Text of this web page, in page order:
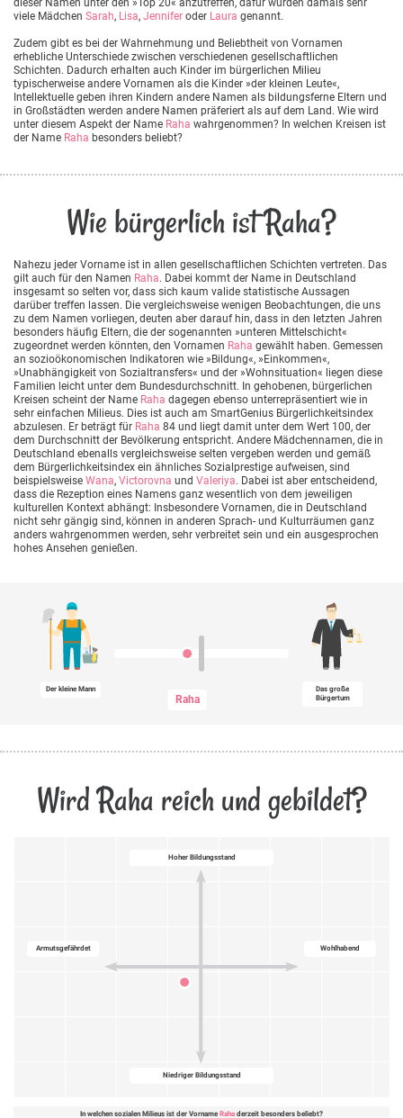
viele Mädchen Sarah, Lisa, Jennifer oder Laura genannt.
Zudem gibt es bei der Wahrnehmung und Beliebtheit von Vornamen
erhebliche Unterschiede zwischen verschiedenen gesellschaftlichen
Schichten. Dadurch erhalten auch Kinder im bürgerlichen Milieu
typischerweise andere Vornamen als die Kinder »der kleinen Leute«,
Intellektuelle geben ihren Kindern andere Namen als bildungsferne Eltern und
in Großstädten werden andere Namen präferiert als auf dem Land. Wie wird
unter diesem Aspekt der Name Raha wahrgenommen? In welchen Kreisen ist
der Name Raha besonders beliebt?
Wie bürgerlich ist Raha?
Nahezu jeder Vorname ist in allen gesellschaftlichen Schichten vertreten. Das
gilt auch für den Namen Raha. Dabei kommt der Name in Deutschland
insgesamt so selten vor, dass sich kaum valide statistische Aussagen
darüber treffen lassen. Die vergleichsweise wenigen Beobachtungen, die uns
zu dem Namen vorliegen, deuten aber darauf hin, dass in den letzten Jahren
besonders häufig Eltern, die der sogenannten »unteren Mittelschicht«
zugeordnet werden könnten, den Vornamen Raha gewählt haben. Gemessen
an sozioökonomischen Indikatoren wie »Bildung«, »Einkommen«,
»Unabhängigkeit von Sozialtransfers« und der »Wohnsituation« liegen diese
Familien leicht unter dem Bundesdurchschnitt. In gehobenen, bürgerlichen
Kreisen scheint der Name Raha dagegen ebenso unterrepräsentiert wie in
sehr einfachen Milieus. Dies ist auch am SmartGenius Bürgerlichkeitsindex
abzulesen. Er beträgt für Raha 84 und liegt damit unter dem Wert 100, der
dem Durchschnitt der Bevölkerung entspricht. Andere Mädchennamen, die in
Deutschland ebenalls vergleichsweise selten vergeben werden und gemäß
dem Bürgerlichkeitsindex ein ähnliches Sozialprestige aufweisen, sind
beispielsweise Wana, Victorovna und Valeriya. Dabei ist aber entscheidend,
dass die Rezeption eines Namens ganz wesentlich von dem jeweiligen
kulturellen Kontext abhängt: Insbesondere Vornamen, die in Deutschland
nicht sehr gängig sind, können in anderen Sprach- und Kulturräumen ganz
anders wahrgenommen werden, sehr verbreitet sein und ein ausgesprochen
hohes Ansehen genießen.
Der kleine Mann
Raha
Das große
Bürgertum
Wird Raha reich und gebildet?
Hoher Bildungsstand
Wohlhabend
Niedriger Bildungsstand
Armutsgefährdet
In welchen sozialen Milieus ist der Vorname Raha derzeit besonders beliebt?